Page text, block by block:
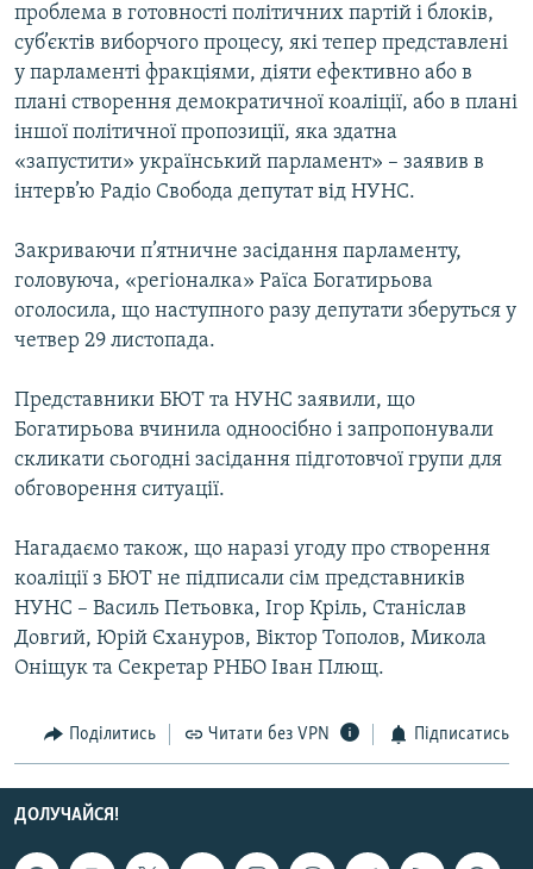
КРИМ РЕАЛІЇ
РУС
УКР
КТАТ
ДОЛУЧАЙСЯ!
Усі сайти RFE/RL
проблема в готовності політичних партій і блоків,
суб’єктів виборчого процесу, які тепер представлені
у парламенті фракціями, діяти ефективно або в
плані створення демократичної коаліції, або в плані
іншої політичної пропозиції, яка здатна
«запустити» український парламент» – заявив в
інтерв’ю Радіо Свобода депутат від НУНС.
Закриваючи п’ятничне засідання парламенту,
головуюча, «регіоналка» Раїса Богатирьова
оголосила, що наступного разу депутати зберуться у
четвер 29 листопада.
Представники БЮТ та НУНС заявили, що
Богатирьова вчинила одноосібно і запропонували
скликати сьогодні засідання підготовчої групи для
обговорення ситуації.
Нагадаємо також, що наразі угоду про створення
коаліції з БЮТ не підписали сім представників
НУНС – Василь Петьовка, Ігор Кріль, Станіслав
Довгий, Юрій Єхануров, Віктор Тополов, Микола
Оніщук та Секретар РНБО Іван Плющ.
Поділитись Читати без VPN Підписатись
ДОЛУЧАЙСЯ!